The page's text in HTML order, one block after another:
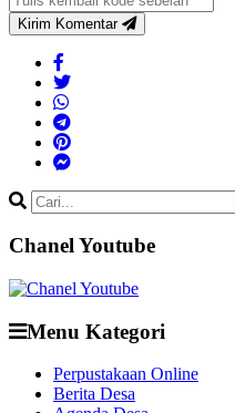
Kirim Komentar
Chanel Youtube
Menu Kategori
Perpustakaan Online
Berita Desa